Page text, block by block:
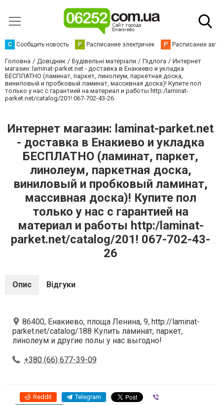
С Сообщить новость Р Расписание электричек Р Расписание
Головна Довідник Будівельні матеріали Підлога
Интернет
магазин: laminat-parket.net - доставка в Енакиево и укладка
БЕСПЛАТНО (ламинат, паркет, линолеум, паркетная доска,
виниловый и пробковый ламинат, массивная доска)! Купите пол
только у нас с гарантией на материал и работы http:/laminat-
parket.net/catalog/201! 067-702-43-26
Интернет магазин: laminat-parket.net
- доставка в Енакиево и укладка
БЕСПЛАТНО (ламинат, паркет,
линолеум, паркетная доска,
виниловый и пробковый ламинат,
массивная доска)! Купите пол
только у нас с гарантией на
материал и работы http:/laminat-
parket.net/catalog/201! 067-702-43-
26
Опис Відгуки
86400, Енакиево, площа Ленина, 9, http://laminat-
parket.net/catalog/188 Купить ламинат, паркет,
линолеум и другие полы у нас выгодно!
+380 (66) 677-39-09
Reddit Telegram